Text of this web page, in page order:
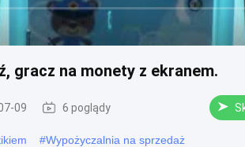
gracz na monety z ekranem.
09 6 poglądy
#Wypożyczalnia na sprzedaż